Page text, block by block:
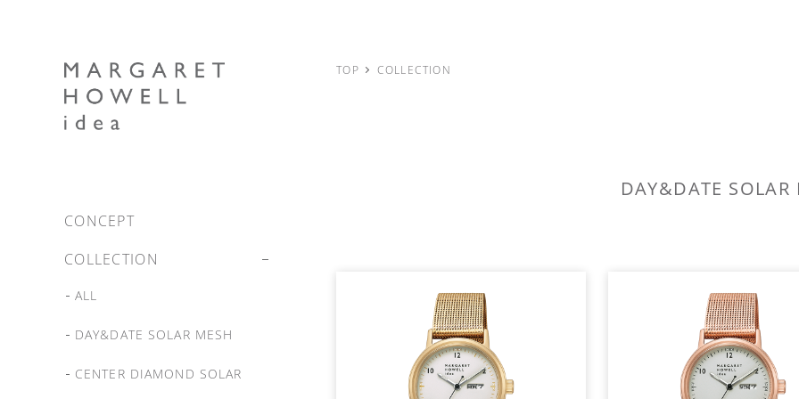
CONCEPT
COLLECTION
ALL
DAY&DATE SOLAR MESH
CENTER DIAMOND SOLAR
TOP COLLECTION
DAY&DATE SOLAR